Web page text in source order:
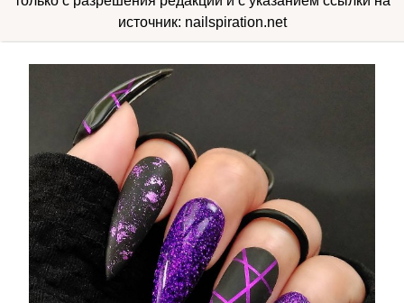
источник: nailspiration.net